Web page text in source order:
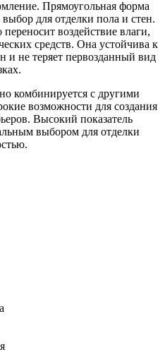
Прямоугольная форма
для отделки пола и стен.
воздействие влаги,
средств. Она устойчива к
и не теряет первозданный вид
комбинируется с другими
возможности для создания
Высокий показатель
выбором для отделки